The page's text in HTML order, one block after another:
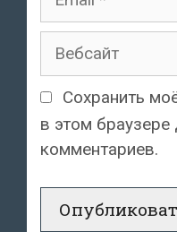
Вебсайт
Сохранить
в этом
комментариев.